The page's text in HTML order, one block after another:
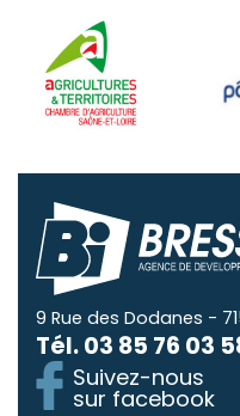
9 Rue des Dodanes -
Tél.03 85 76 03
Suivez-nous
sur facebook